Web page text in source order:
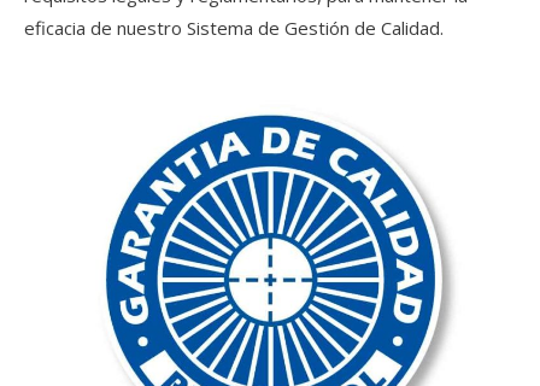
eficacia de nuestro Sistema de Gestión de Calidad.